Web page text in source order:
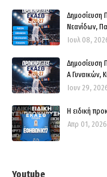
Δημοσίευση
Νεανίδων,
Ιουλ 08,
Δημοσίευση
Α Γυναικών,
Ιουν 29,
Η ειδική
Απρ 01, 2026
Youtube